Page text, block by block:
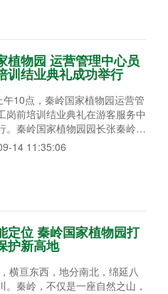
情；被誉为“中国古代音乐的活
代东方的交响乐”的集贤鼓乐，
的集贤镇
植物园 运营管理中心员
训结业典礼成功举行
10点，秦岭国家植物园运营管
岗前培训结业典礼在游客服务中
。秦岭国家植物园园长张秦岭、
董事长刘昌永、陕西秦岭植物园
限公司董事长苏华、朱雀太平公
对本次培训的圆满完成，学员的
示祝贺；对运营强强联合充满信
14 11:35:06
定位 秦岭国家植物园打
护新高地
横亘东西，地分南北，绵延八
。秦岭，不仅是一座自然之山，